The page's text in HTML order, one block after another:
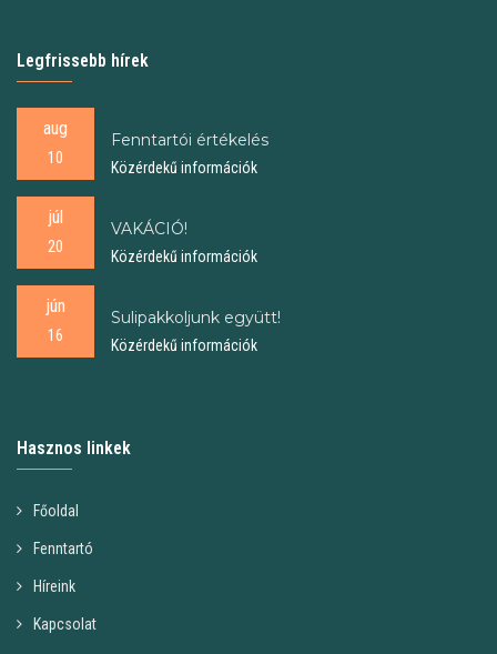
Legfrissebb hírek
aug
10
Fenntartói értékelés
Közérdekű információk
júl
20
VAKÁCIÓ!
Közérdekű információk
jún
16
Sulipakkoljunk együtt!
Közérdekű információk
Hasznos linkek
Főoldal
Fenntartó
Híreink
Kapcsolat